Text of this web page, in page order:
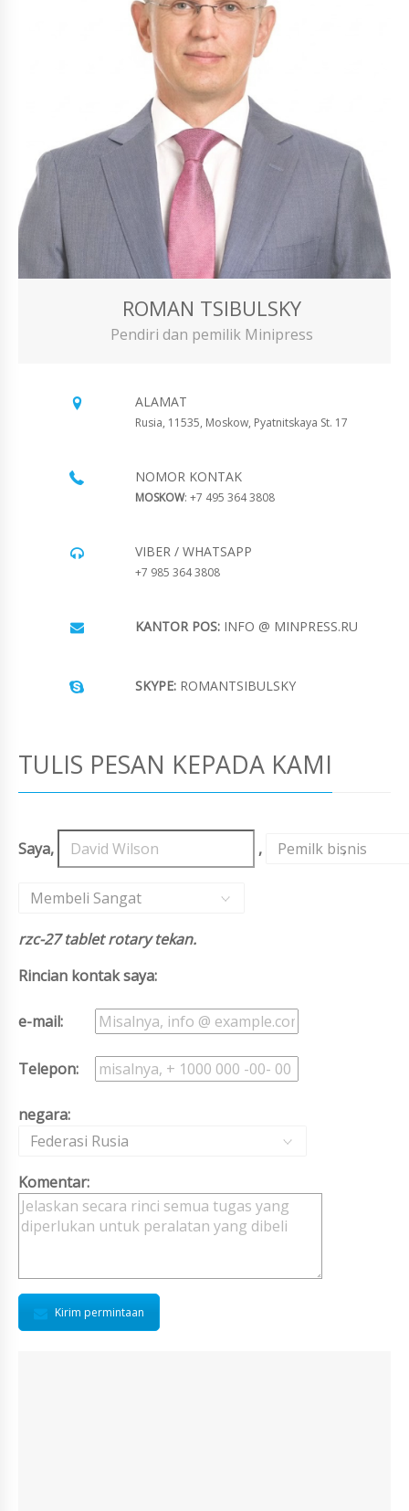
ROMAN TSIBULSKY
Pendiri dan pemilik Minipress
ALAMAT
Rusia, 11535, Moskow, Pyatnitskaya St. 17
NOMOR KONTAK
MOSKOW: +7 495 364 3808
VIBER / WHATSAPP
+7 985 364 3808
KANTOR POS: INFO @ MINPRESS.RU
SKYPE: ROMANTSIBULSKY
TULIS PESAN KEPADA KAMI
Saya, , Pemilk bisnis
,
Membeli Sangat
rzc-27 tablet rotary tekan.
Rincian kontak saya:
e-mail:
Telepon:
negara:
Federasi Rusia
Komentar:
Kirim permintaan